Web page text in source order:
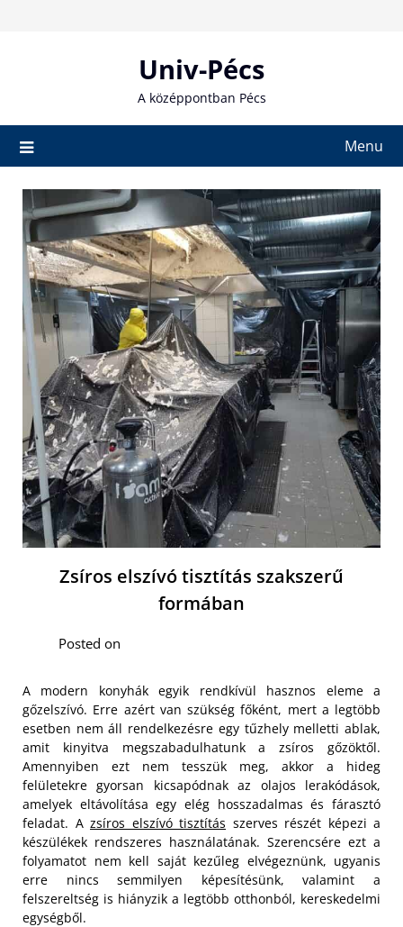
Univ-Pécs
A középpontban Pécs
Menu
Zsíros elszívó tisztítás szakszerű
formában
Posted on
A modern konyhák egyik rendkívül hasznos eleme a
gőzelszívó. Erre azért van szükség főként, mert a legtöbb
esetben nem áll rendelkezésre egy tűzhely melletti ablak,
amit kinyitva megszabadulhatunk a zsíros gőzöktől.
Amennyiben ezt nem tesszük meg, akkor a hideg
felületekre gyorsan kicsapódnak az olajos lerakódások,
amelyek eltávolítása egy elég hosszadalmas és fárasztó
feladat. A zsíros elszívó tisztítás szerves részét képezi a
készülékek rendszeres használatának. Szerencsére ezt a
folyamatot nem kell saját kezűleg elvégeznünk, ugyanis
erre nincs semmilyen képesítésünk, valamint a
felszereltség is hiányzik a legtöbb otthonból, kereskedelmi
egységből.